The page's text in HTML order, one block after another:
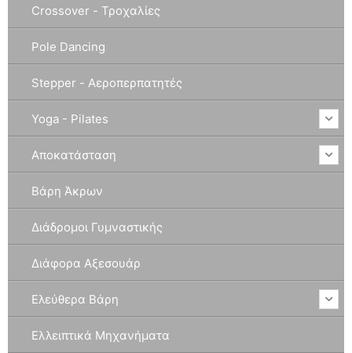
Crossover - Τροχαλίες
Pole Dancing
Stepper - Αεροπερπατητές
Yoga - Pilates
Αποκατάσταση
Βάρη Άκρων
Διάδρομοι Γυμναστικής
Διάφορα Αξεσουάρ
Ελεύθερα Βάρη
Ελλειπτικά Μηχανήματα